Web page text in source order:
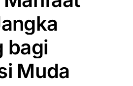
bagi
Muda